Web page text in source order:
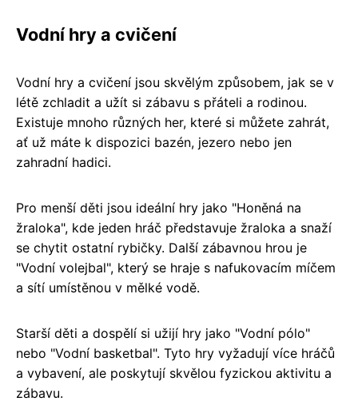
Vodní hry a cvičení
Vodní hry a cvičení jsou skvělým způsobem, jak se v
létě zchladit a užít si zábavu s přáteli a rodinou.
Existuje mnoho různých her, které si můžete zahrát,
ať už máte k dispozici bazén, jezero nebo jen
zahradní hadici.
Pro menší děti jsou ideální hry jako "Honěná na
žraloka", kde jeden hráč představuje žraloka a snaží
se chytit ostatní rybičky. Další zábavnou hrou je
"Vodní volejbal", který se hraje s nafukovacím míčem
a sítí umístěnou v mělké vodě.
Starší děti a dospělí si užijí hry jako "Vodní pólo"
nebo "Vodní basketbal". Tyto hry vyžadují více hráčů
a vybavení, ale poskytují skvělou fyzickou aktivitu a
zábavu.